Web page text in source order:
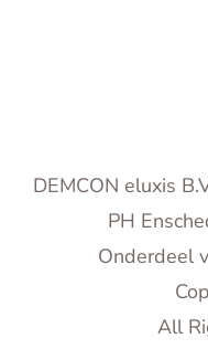
DEMCON eluxis
PH
Onderdeel
All